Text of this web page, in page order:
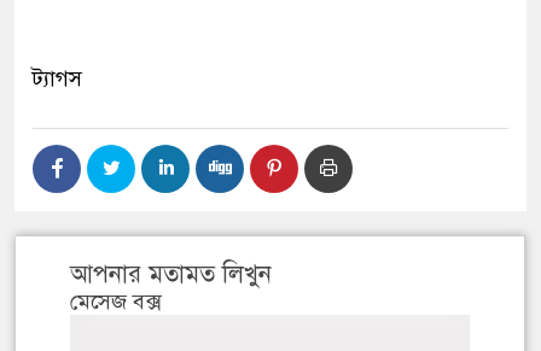
ট্যাগস
আপনার মতামত লিখুন
মেসেজ বক্স